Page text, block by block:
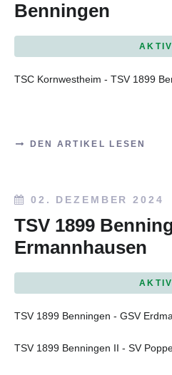
Benningen
TSC Kornwestheim - TSV 1899
DEN ARTIKEL LESEN
02. DEZEMBER 2024
TSV 1899
Ermannhausen
TSV 1899 Benningen - GSV
TSV 1899 Benningen II - SV